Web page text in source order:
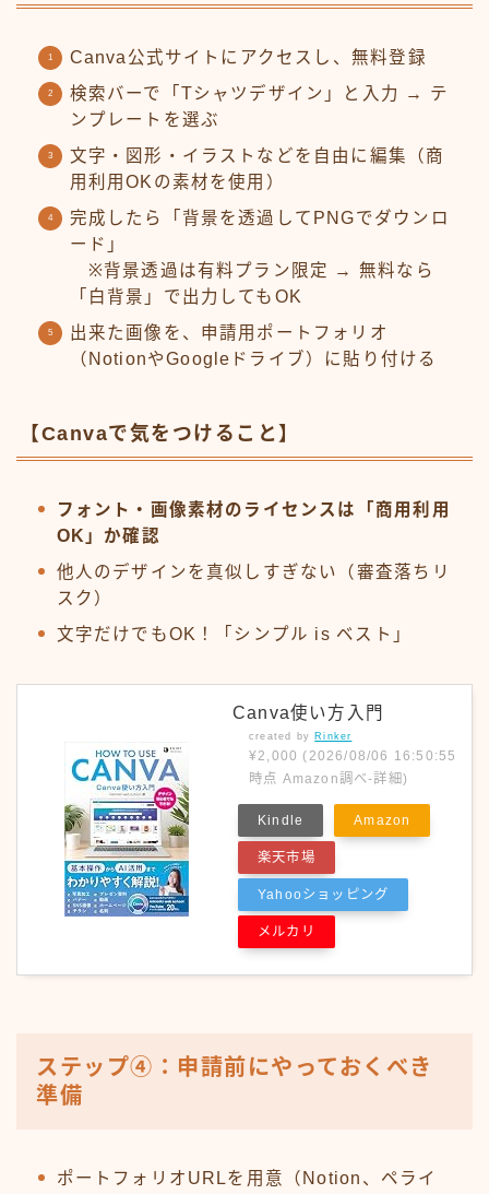
Canva公式サイトにアクセスし、無料登録
検索バーで「Tシャツデザイン」と入力 → テ
ンプレートを選ぶ
文字・図形・イラストなどを自由に編集（商
用利用OKの素材を使用）
完成したら「背景を透過してPNGでダウンロ
ード」
※背景透過は有料プラン限定 → 無料なら
「白背景」で出力してもOK
出来た画像を、申請用ポートフォリオ
（NotionやGoogleドライブ）に貼り付ける
【Canvaで気をつけること】
フォント・画像素材のライセンスは「商用利用
OK」か確認
他人のデザインを真似しすぎない（審査落ちリ
スク）
文字だけでもOK！「シンプル is ベスト」
Canva使い方入門
created by Rinker
¥2,000 (2026/08/06 16:50:55
時点 Amazon調べ-詳細)
Kindle Amazon
楽天市場
Yahooショッピング
メルカリ
ステップ④：申請前にやっておくべき
準備
ポートフォリオURLを用意（Notion、ペライ